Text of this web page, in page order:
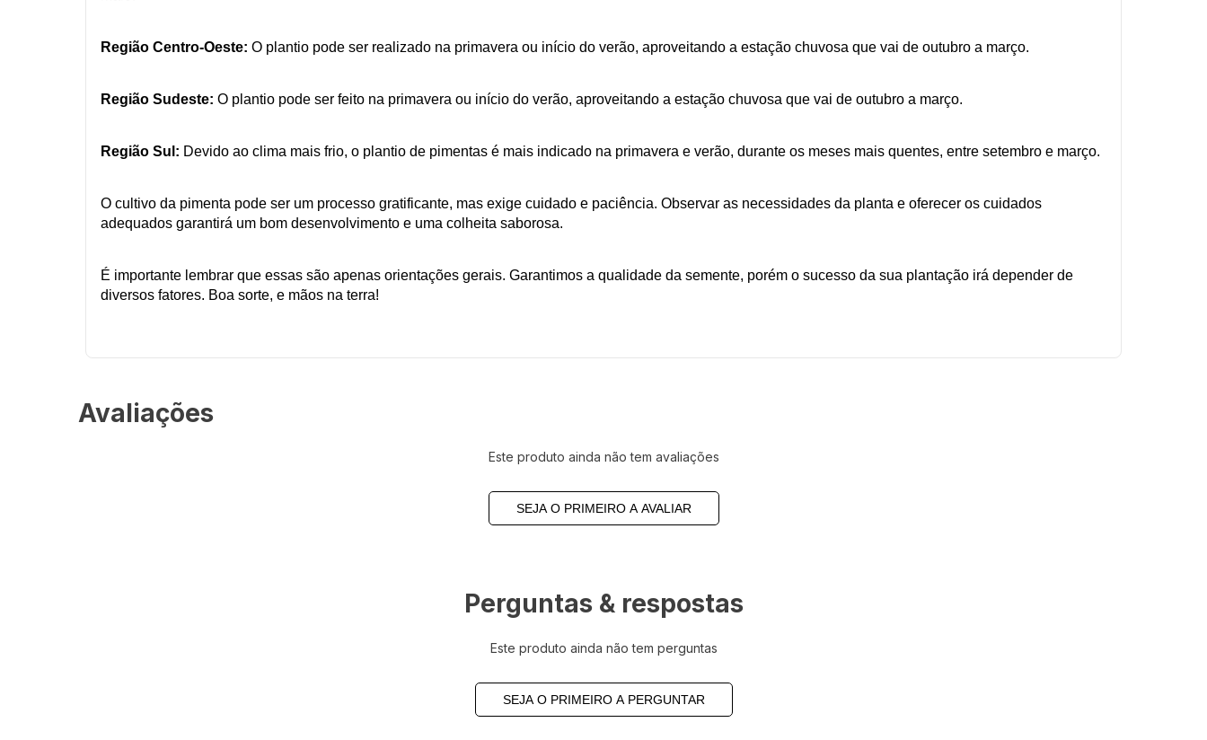
Região Centro-Oeste: O plantio pode ser realizado na primavera ou início do verão, aproveitando a estação chuvosa que vai de outubro a março.
Região Sudeste: O plantio pode ser feito na primavera ou início do verão, aproveitando a estação chuvosa que vai de outubro a março.
Região Sul: Devido ao clima mais frio, o plantio de pimentas é mais indicado na primavera e verão, durante os meses mais quentes, entre setembro e março.
O cultivo da pimenta pode ser um processo gratificante, mas exige cuidado e paciência. Observar as necessidades da planta e oferecer os cuidados
adequados garantirá um bom desenvolvimento e uma colheita saborosa.
É importante lembrar que essas são apenas orientações gerais. Garantimos a qualidade da semente, porém o sucesso da sua plantação irá depender de
diversos fatores. Boa sorte, e mãos na terra!
Avaliações
Este produto ainda não tem avaliações
SEJA O PRIMEIRO A AVALIAR
Perguntas & respostas
Este produto ainda não tem perguntas
SEJA O PRIMEIRO A PERGUNTAR